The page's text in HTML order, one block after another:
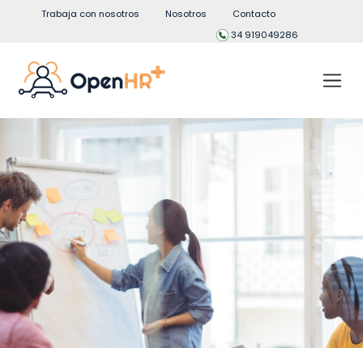
Trabaja con nosotros Nosotros
Contacto
34 919049286